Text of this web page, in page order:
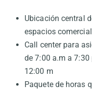
Ubicación central
espacios
Call center para
de 7:00 a.m a
12:00 m
Paquete de horas